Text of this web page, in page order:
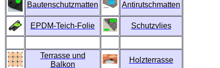
Bautenschutzmatten Antirutschmatten
EPDM-Teich-Folie Schutzvlies
Terrasse und
Balkon
Holzterrasse